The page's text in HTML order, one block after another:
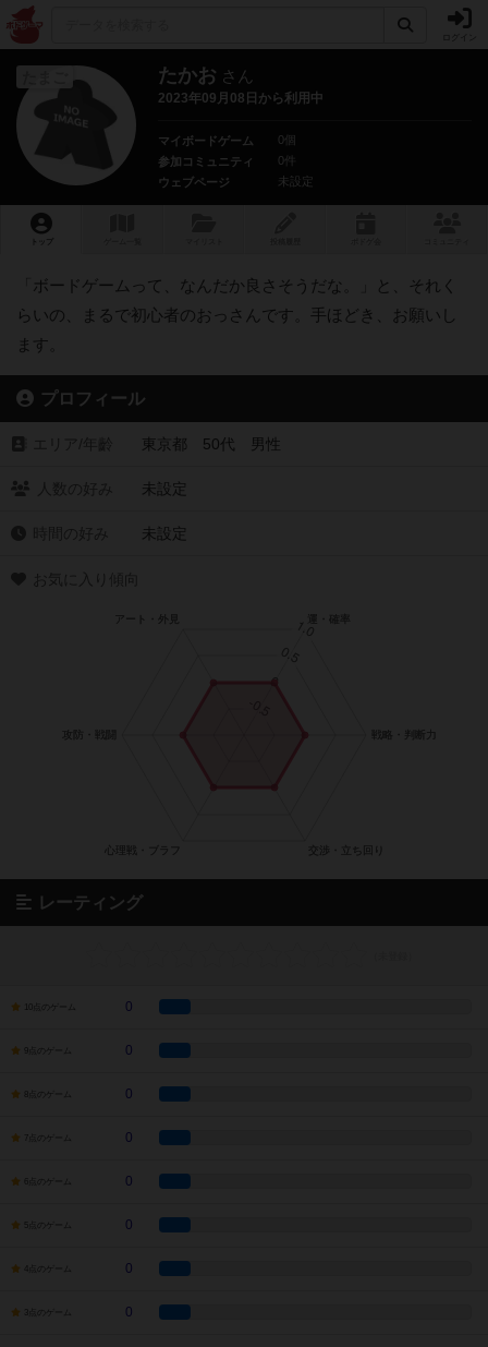
たかお さん
2023年09月08日から利用中
マイボードゲーム
0個
参加コミュニティ
0件
ウェブページ
未設定
トップ
「ボードゲームって、なんだか良さそうだな。」と、それく
らいの、まるで初心者のおっさんです。手ほどき、お願いし
ます。
プロフィール
東京都 50代 男性
未設定
未設定
レーティング
10点のゲーム 0
9点のゲーム 0
8点のゲーム 0
7点のゲーム 0
6点のゲーム 0
5点のゲーム 0
4点のゲーム 0
3点のゲーム 0